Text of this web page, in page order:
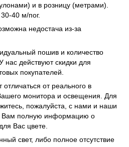
и в розницу (метрами).
40 м/пог.
недостача из-за
пошив и количество
действуют скидки для
покупателей.
от реального в
монитора и освещения. Для
пожалуйста, с нами и наши
Вам полную информацию о
Вас цвете.
свет, либо полное отсутствие